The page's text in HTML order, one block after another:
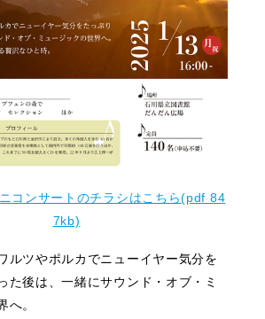
コンサートのチラシはこちら(pdf 84
7kb)
ルツやポルカでニューイヤー気分を
た後は、一緒にサウンド・オブ・ミ
へ。